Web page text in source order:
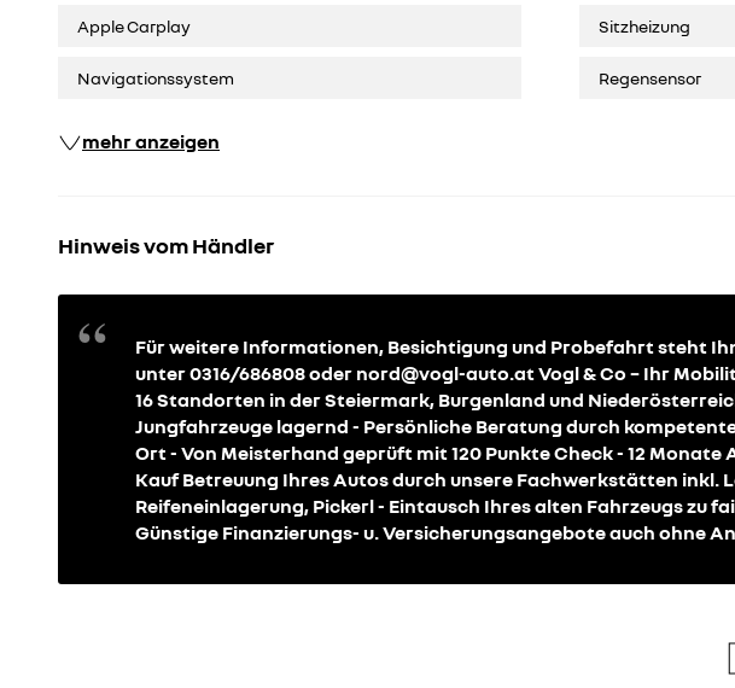
Apple Carplay
Navigationssystem
Sitzheizung
Regensensor
mehr anzeigen
Hinweis vom Händler
Für weitere Informationen, Besichtigung und Probefahrt steht
unter 0316/686808 oder nord@vogl-auto.at Vogl & Co – Ihr
16 Standorten in der Steiermark, Burgenland und
Jungfahrzeuge lagernd - Persönliche Beratung durch
Ort - Von Meisterhand geprüft mit 120 Punkte Check - 12 Monate
Kauf Betreuung Ihres Autos durch unsere Fachwerkstätten inkl.
Reifeneinlagerung, Pickerl - Eintausch Ihres alten Fahrzeugs zu
Günstige Finanzierungs- u. Versicherungsangebote auch ohne